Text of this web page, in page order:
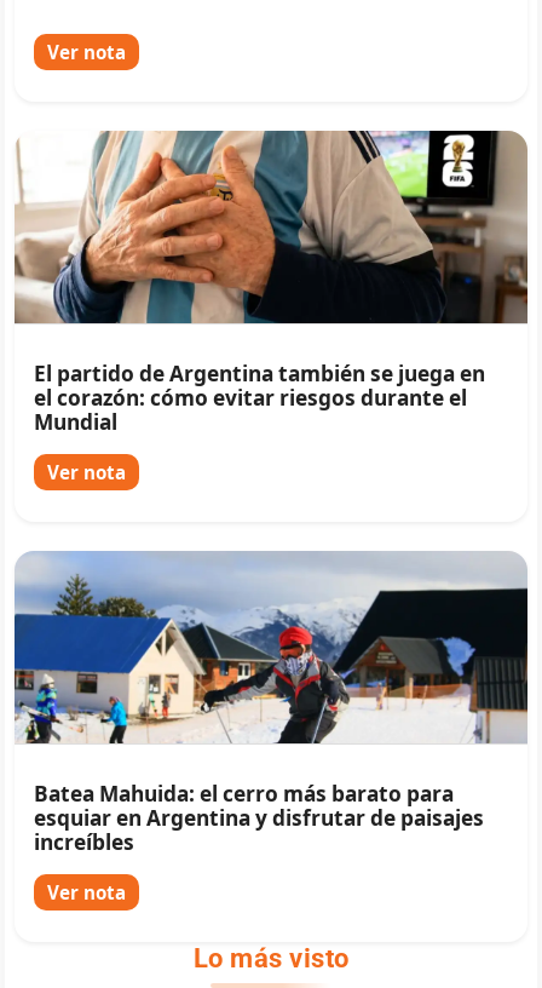
Ver nota
El partido de Argentina también se juega en
el corazón: cómo evitar riesgos durante el
Mundial
Ver nota
Batea Mahuida: el cerro más barato para
esquiar en Argentina y disfrutar de paisajes
increíbles
Ver nota
Lo más visto